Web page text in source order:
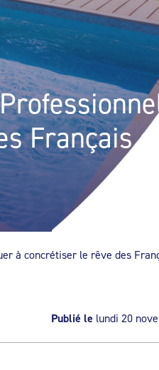
Français et
à concrétiser le rêve des
Publié le lundi 20